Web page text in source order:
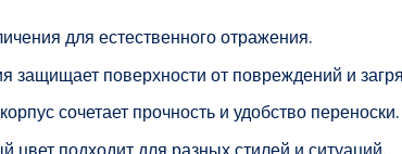
для естественного отражения.
защищает поверхности от повреждений и
сочетает прочность и удобство переноски.
цвет подходит для разных стилей и ситуаций.